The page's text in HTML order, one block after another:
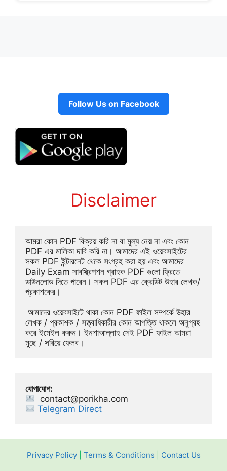
Follow Us on Facebook
Disclaimer
আমরা কোন PDF বিক্রয় করি না বা মূল্য নেয় না এবং কোন
PDF এর মালিকা দাবি করি না। আমাদের এই ওয়েবসাইটের
সকল PDF ইন্টারনেট থেকে সংগ্রহ করা হয় এবং আমাদের
Daily Exam সাবস্ক্রিপশন গ্রাহক PDF গুলো ফ্রিতে
ডাউনলোড দিতে পারেন। সকল PDF এর ক্রেডিট উহার লেখক/
প্রকাশকের।
লেখক / প্রকাশক / সত্ত্বাধিকারীর কোন আপত্তি থাকলে অনুগ্রহ
করে ইমেইল করুন। ইনশাআল্লাহ সেই PDF ফাইল আমরা
মুছে / সরিয়ে ফেলব।
যোগাযোগ:
contact@porikha.com
Telegram Direct
Privacy Policy| Terms & Conditions Contact Us